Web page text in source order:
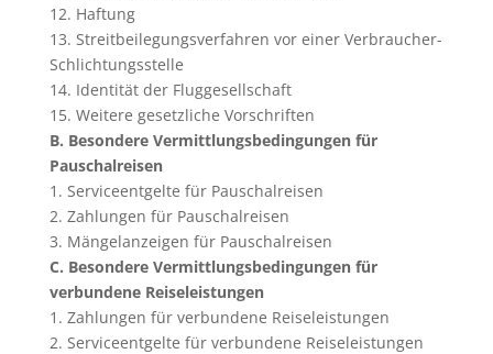
12. Haftung
13. Streitbeilegungsverfahren vor einer Verbraucher-
Schlichtungsstelle
14. Identität der Fluggesellschaft
15. Weitere gesetzliche Vorschriften
B. Besondere Vermittlungsbedingungen für
Pauschalreisen
1. Serviceentgelte für Pauschalreisen
2. Zahlungen für Pauschalreisen
3. Mängelanzeigen für Pauschalreisen
C. Besondere Vermittlungsbedingungen für
verbundene Reiseleistungen
1. Zahlungen für verbundene Reiseleistungen
2. Serviceentgelte für verbundene Reiseleistungen